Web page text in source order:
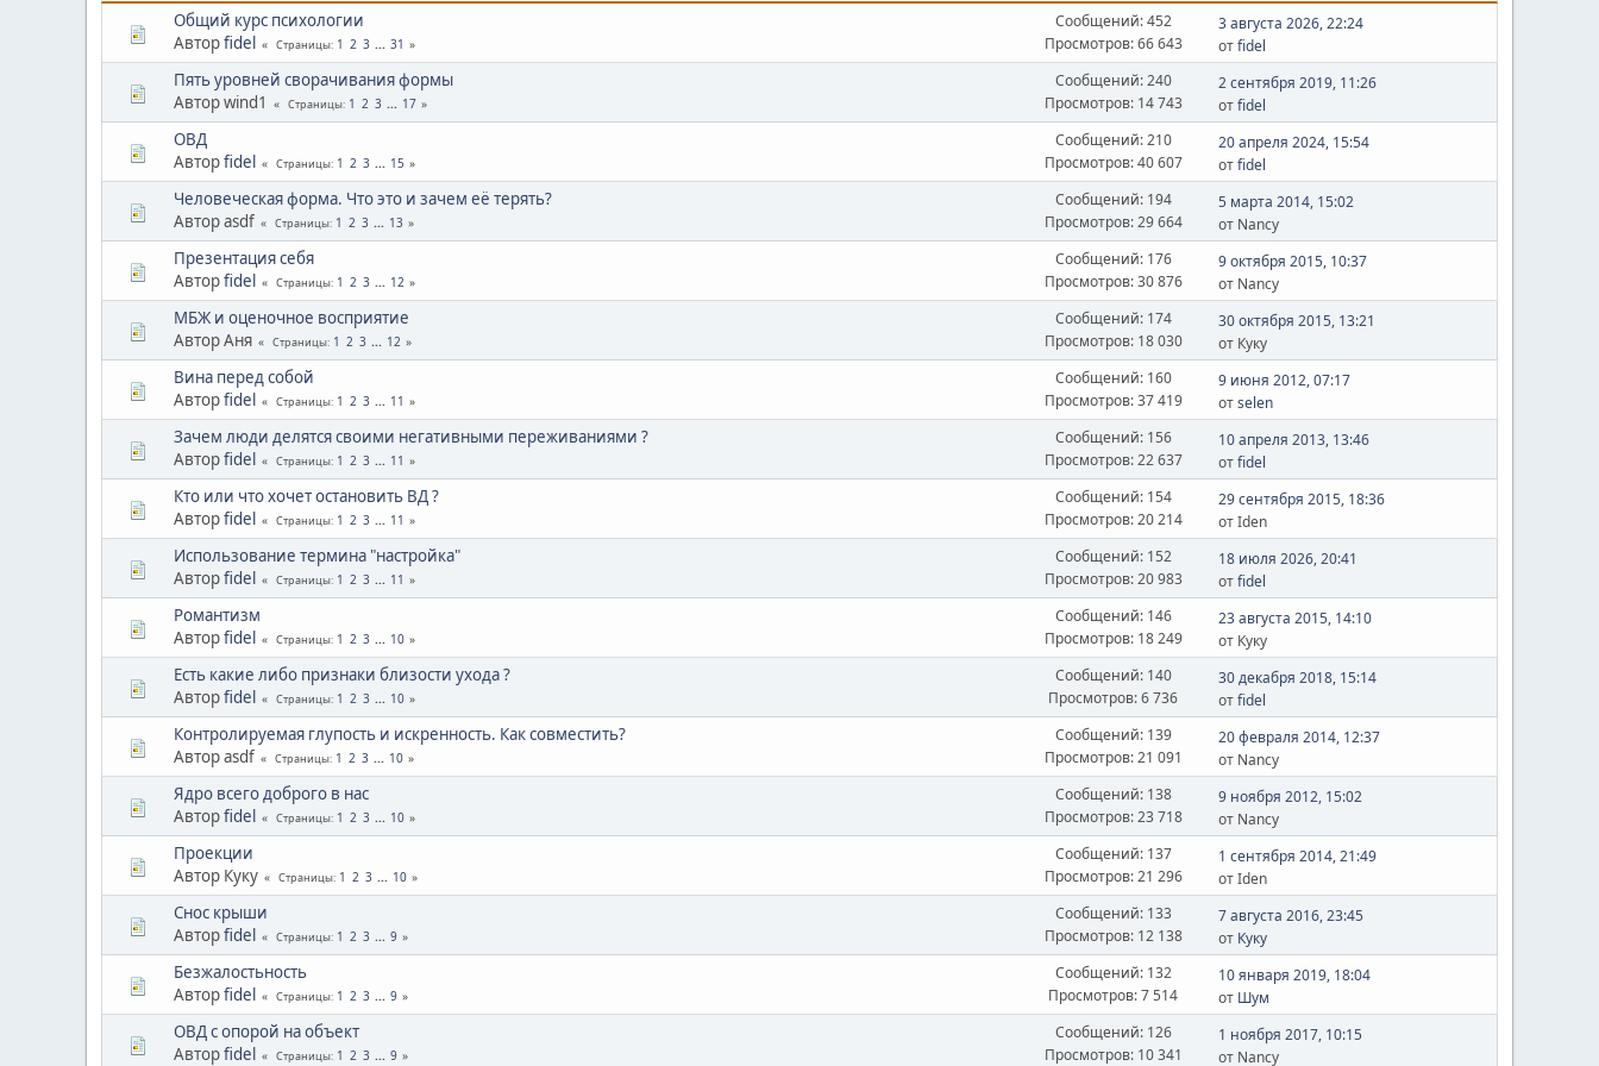
Общий курс психологии
Авторfidel Страницы 1 2 3 ... 31
Сообщений: 452
Просмотров: 66 643
3 августа 2026, 22:24
отfidel
Пять уровней сворачивания формы
Автор wind1
Страницы 1 2 3 ... 17
Сообщений: 240
Просмотров: 14 743
2 сентября 2019, 11:26
отfidel
ОВД
Авторfidel Страницы 1 2 3 ... 15
Сообщений: 210
Просмотров: 40 607
20 апреля 2024, 15:54
отfidel
Человеческая форма. Что это и зачем её терять?
Автор asdf
Страницы 1 2 3 ... 13
Сообщений: 194
Просмотров: 29 664
5 марта 2014, 15:02
от Nancy
Презентация себя
Авторfidel Страницы 1 2 3 ... 12
Сообщений: 176
Просмотров: 30 876
9 октября 2015, 10:37
от Nancy
МБЖ и оценочное восприятие
Автор Аня
Страницы 1 2 3 ... 12
Сообщений: 174
Просмотров: 18 030
30 октября 2015, 13:21
от Куку
Вина перед собой
Авторfidel Страницы 1 2 3 ... 11
Сообщений: 160
Просмотров: 37 419
9 июня 2012, 07:17
отselen
Зачем люди делятся своими негативными переживаниями ?
Авторfidel Страницы 1 2 3 ... 11
Сообщений: 156
Просмотров: 22 637
10 апреля 2013, 13:46
отfidel
Кто или что хочет остановить ВД ?
Авторfidel Страницы 1 2 3 ... 11
Сообщений: 154
Просмотров: 20 214
29 сентября 2015, 18:36
от Iden
Использование термина "настройка"
Авторfidel Страницы 1 2 3 ... 11
Сообщений: 152
Просмотров: 20 983
18 июля 2026, 20:41
отfidel
Романтизм
Авторfidel Страницы 1 2 3 ... 10
Сообщений: 146
Просмотров: 18 249
23 августа 2015, 14:10
от Куку
Есть какие либо признаки близости ухода ?
Авторfidel Страницы 1 2 3 ... 10
Сообщений: 140
Просмотров: 6 736
30 декабря 2018, 15:14
отfidel
Контролируемая глупость и искренность. Как совместить?
Автор asdf
Страницы 1 2 3 ... 10
Сообщений: 139
Просмотров: 21 091
20 февраля 2014, 12:37
от Nancy
Ядро всего доброго в нас
Авторfidel Страницы 1 2 3 ... 10
Сообщений: 138
Просмотров: 23 718
9 ноября 2012, 15:02
от Nancy
Проекции
Автор Куку
Страницы 1 2 3 ... 10
Сообщений: 137
Просмотров: 21 296
1 сентября 2014, 21:49
от Iden
Снос крыши
Авторfidel Страницы 1 2 3 ... 9
Сообщений: 133
Просмотров: 12 138
7 августа 2016, 23:45
от Куку
Безжалостьность
Авторfidel Страницы 1 2 3 ... 9
Сообщений: 132
Просмотров: 7 514
10 января 2019, 18:04
от Шум
ОВД с опорой на объект
Авторfidel Страницы 1 2 3 ... 9
Сообщений: 126
Просмотров: 10 341
1 ноября 2017, 10:15
от Nancy